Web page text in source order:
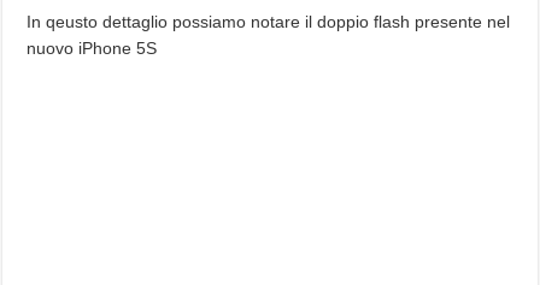
In qeusto dettaglio possiamo notare il doppio flash presente nel
nuovo iPhone 5S